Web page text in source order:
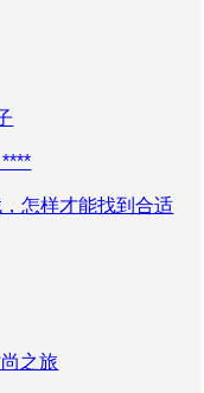
怎样才能找到合适
之旅